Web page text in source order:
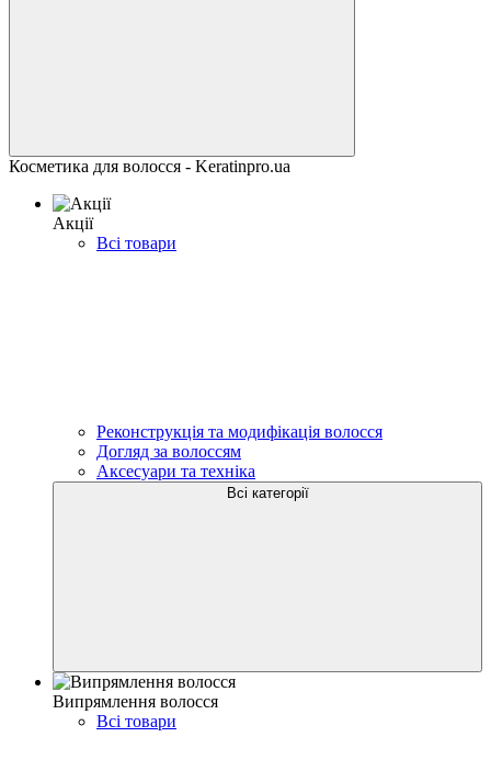
Косметика для волосся - Keratinpro.ua
Акції
Всі товари
Реконструкція та модифікація волосся
Догляд за волоссям
Аксесуари та техніка
Всі категорії
Випрямлення волосся
Всі товари